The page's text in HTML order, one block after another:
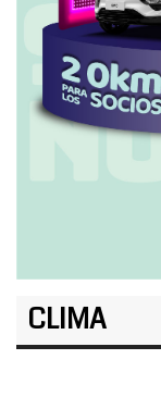
CLIMA